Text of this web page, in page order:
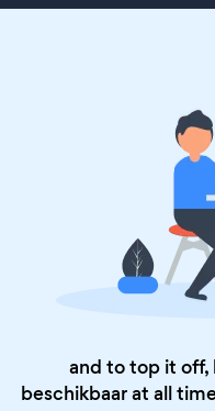
and to top it off,
beschikbaar at all